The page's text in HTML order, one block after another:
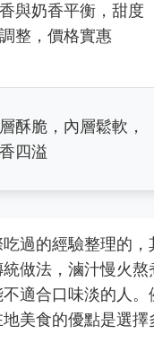
與奶香平衡，甜度
整，價格實惠
酥脆，內層鬆軟，
四溢
過的經驗整理的
做法，滷汁慢火
適合口味淡的人
美食的優點是選